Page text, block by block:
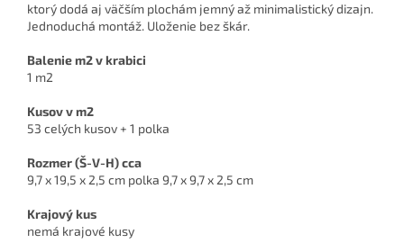
ktorý dodá aj väčším plochám jemný až minimalistický dizajn.
Jednoduchá montáž. Uloženie bez škár.
Balenie m2 v krabici
1 m2
Kusov v m2
53 celých kusov + 1 polka
Rozmer (Š-V-H) cca
9,7 x 19,5 x 2,5 cm polka 9,7 x 9,7 x 2,5 cm
Krajový kus
nemá krajové kusy